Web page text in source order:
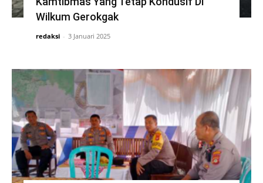
Wilkum Gerokgak
redaksi - 3 Januari 2025